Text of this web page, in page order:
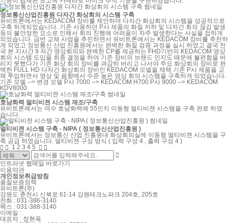
정보통신산업진흥원 다자간 화상회의 시스템 구축
유비트론에서는 KEDACOM 장비를 제안하여 다자간 화상회의 시스템을 성공적으로
구축 하게되었습니다. 기존 사용하던 P사 제품의 화질 저하 및 다자간 회의 끊김 발생
등의 불안정한 요소로 인해서 회의 진행에 어려움이 자주 발생한다는 사실을 접하게
되었습니다. 금번 교체 사업을 추진하면서 유비트론에서는 KEDACOM 장비를 추천하
게 되었고 정보통신 산업 진흥원에서는 완벽한 화질 검증 과정을 실시 하였고 결국 전
국 본.지사간 9 자간 영상회의와 완벽한 CP를 제공하는 FHD기반의 KEDACOM 영상
회의 시스템 도입을 최종 결정을 하여 기존 장비의 브랜드 인지도 때문에 불편함을 버
리지 못했다가 기존 화상 회의 장비를 과감히 버리고 나서야 주요 화상회의 장비로 완
벽한 FULL HD 다자간 화상회의 장비인 KEDACOM 모델을 채택 기존 P사 제품을 교
체 투입하면서 영상 및 음향에서 수준 높은 영상 회의 시스템을 구축하게 되었습니다.
기존 모델 --> 변경 모델 P사 7000 --> KEDACOM H700 P사 9000 --> KEDACOM
KDV8000
호남화력 멀티비젼 시스템 제조/구축
유비트론에서는 여수 호남화력에 55인치 이동형 멀티비젼 시스템을 구축 완료 하였
습니다.
멀티비젼 시스템 구축 - NIPA ( 정보통신산업진흥원 )
유비트론에서는 정보통신 산업 진흥원내 화상회의실에 이동형 멀티비젼 시스템을 구
축 공급 하였습니다. 멀티비젼 구성 방식 ( 입력 구성 4 , 출력 구성 4 )
  1 2 3 4 5  

인트라넷 웹메일 바로가기
이용약관
개인정보취급방침
품질보증정책
유비트론(주)
강원도 춘천시 신북로 61-14 강원테크노파크 204호, 205호
전화 : 031-386-3140
팩스 : 031-388-3140
이메일 :
대표자 : 정현욱